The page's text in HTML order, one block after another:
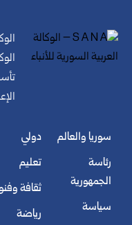
سوريا والعالم
رئاسة
الجمهورية
سياسة
دولي
تعليم
ثقافة
رياضة